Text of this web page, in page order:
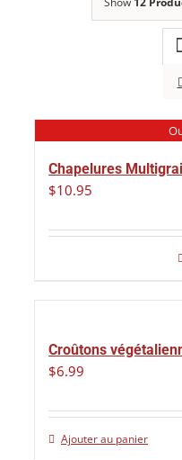
Chapelures
$10.95
Croûtons
$6.99
Ajouter au panier